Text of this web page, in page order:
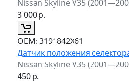
Nissan Skyline V35
3 000р.
ОЕМ: 3191842X61
Датчик положения
Nissan Skyline V35
450р.